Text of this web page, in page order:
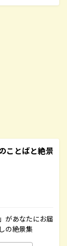
ことばと絶景
があなたにお届
の絶景集